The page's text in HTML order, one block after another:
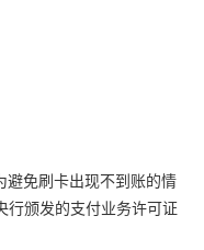
避免刷卡出现不到账的情
行颁发的支付业务许可证